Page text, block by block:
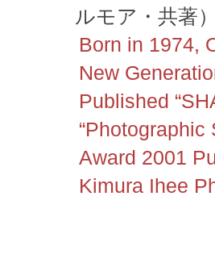
ルモア・共著
Born in 1974,
New
Published
“Photographic
Award 2001
Kimura Ihee